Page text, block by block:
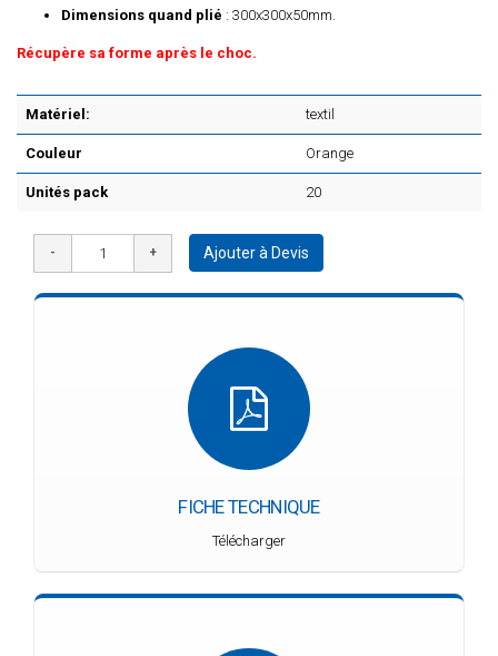
Dimensions quand plié : 300x300x50mm.
Récupère sa forme après le choc.
Matériel: textil
Couleur Orange
Unités pack 20
Ajouter à Devis
FICHE TECHNIQUE
Télécharger